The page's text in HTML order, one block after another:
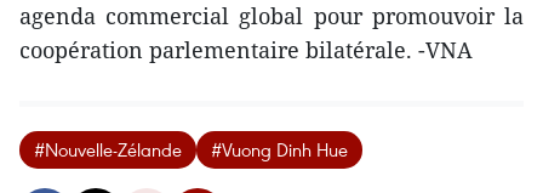
agenda commercial global pour promouvoir la
coopération parlementaire bilatérale. -VNA
#Nouvelle-Zélande #Vuong Dinh Hue